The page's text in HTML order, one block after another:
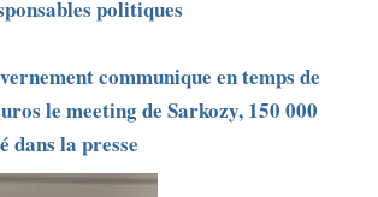
politiques
communique en temps de
le meeting de Sarkozy, 150 000
dans la presse